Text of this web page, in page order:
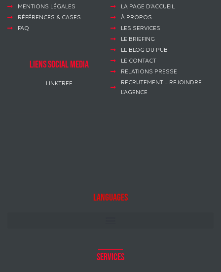
MENTIONS LÉGALES
RÉFÉRENCES & CASES
FAQ
LIENS SOCIAL MEDIA
LINKTREE
LA PAGE D’ACCUEIL
À PROPOS
LES SERVICES
LE BRIEFING
LE BLOG DU PUB
LE CONTACT
RELATIONS PRESSE
RECRUTEMENT – REJOINDRE
L’AGENCE
Languages
Services